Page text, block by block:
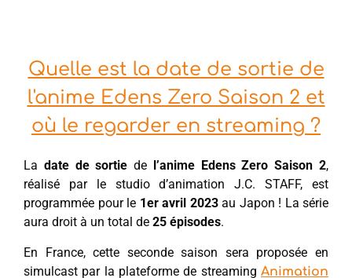
Quelle est la date de sortie de
l'anime Edens Zero Saison 2 et
où le regarder en streaming ?
La date de sortie de l’anime Edens Zero Saison 2,
réalisé par le studio d’animation J.C. STAFF, est
programmée pour le 1er avril 2023au Japon ! La série
aura droit à un total de 25 épisodes.
En France, cette seconde saison sera proposée en
simulcast par la plateforme de streaming Animation